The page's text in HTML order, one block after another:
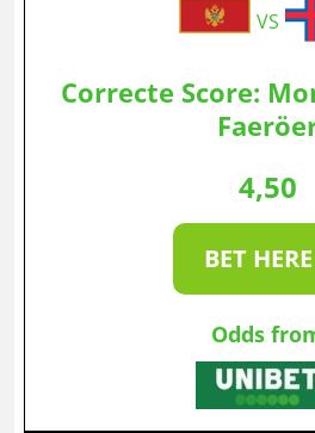
VS
Correcte Score:
4,50
BET
Odds